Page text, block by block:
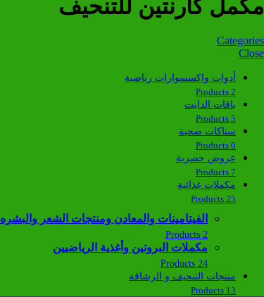
مكمل كارنتين للتنحيف
Categories
Close
أدوات واكسسوارات رياضية
2 Products
باقات الدايت
5 Products
سناكات صحية
0 Products
عروض حصرية
7 Products
مكملات غذائية
25 Products
الفيتامينات والمعادن ومنتجات الشعر والبشره
2 Products
مكملات البروتين وأغذية الرياضيين
24 Products
منتجات التنحيف و الرشاقة
13 Products